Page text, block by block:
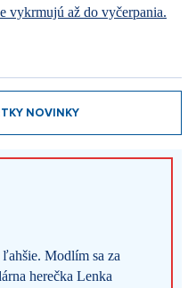
vykrmujú až do vyčerpania.
NOVINKY
Modlím sa za
herečka Lenka